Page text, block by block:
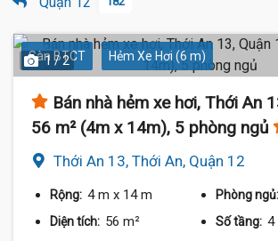
Sàn BTCT Hẻm Xe Hơi (6 m)
1 / 2
Bán nhà hẻm xe hơi, Thới An
56 m² (4m x 14m), 5 phòng ngủ
Thới An 13, Thới An, Quận 12
Rộng: 4 m x 14 m Phòng ngủ:
Diện tích: 56 m² Số tầng: 4